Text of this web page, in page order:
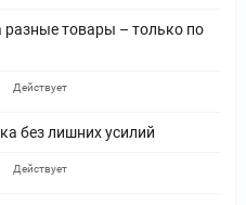
товары – только по
без лишних усилий
Действует
Действует